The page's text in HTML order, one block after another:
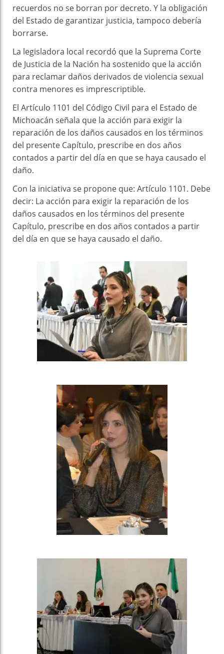
recuerdos no se borran por decreto. Y la obligación
del Estado de garantizar justicia, tampoco debería
borrarse.
La legisladora local recordó que la Suprema Corte
de Justicia de la Nación ha sostenido que la acción
para reclamar daños derivados de violencia sexual
contra menores es imprescriptible.
El Artículo 1101 del Código Civil para el Estado de
Michoacán señala que la acción para exigir la
reparación de los daños causados en los términos
del presente Capítulo, prescribe en dos años
contados a partir del día en que se haya causado el
daño.
Con la iniciativa se propone que: Artículo 1101. Debe
decir: La acción para exigir la reparación de los
daños causados en los términos del presente
Capítulo, prescribe en dos años contados a partir
del día en que se haya causado el daño.